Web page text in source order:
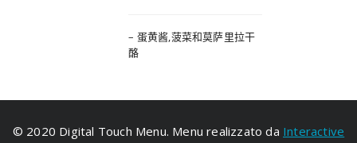
– 蛋黄酱,菠菜和莫萨里拉干
酪
© 2020 Digital Touch Menu. Menu realizzato da Interactive